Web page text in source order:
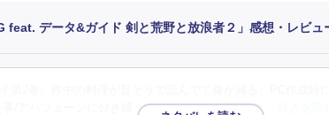
feat. データ&ガイド 剣と荒野と放浪者２」感想・レビュ
事/アハツェーンに付き纏うストーカとの決着/幼少